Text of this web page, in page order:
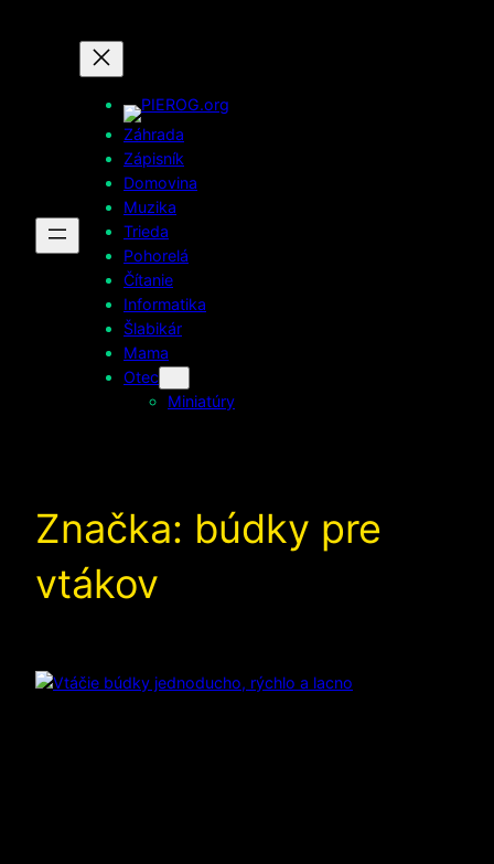
Záhrada
Zápisník
Domovina
Muzika
Trieda
Pohorelá
Čítanie
Informatika
Šlabikár
Mama
Otec
Miniatúry
Značka: búdky pre
vtákov